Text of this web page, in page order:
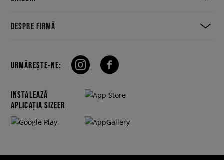
DESPRE FIRMĂ
URMĂREȘTE-NE:
INSTALEAZĂ
APLICAȚIA SIZEER